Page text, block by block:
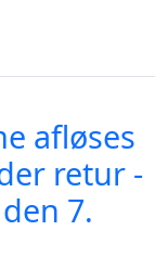
grader -
afløses
retur -
7.